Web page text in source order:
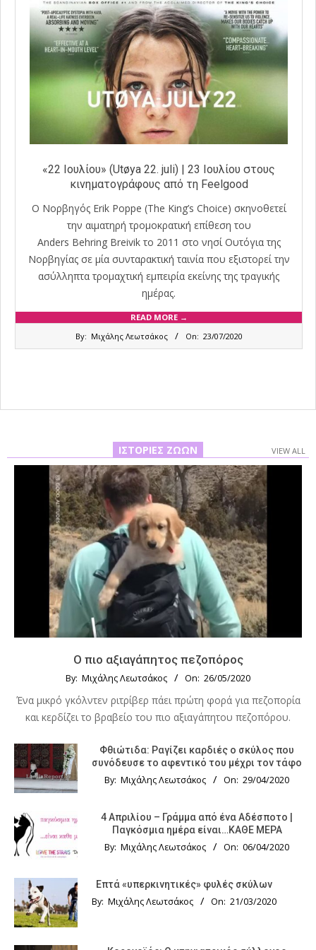
«22 Ιουλίου» (Utøya 22. juli) | 23 Ιουλίου στους
κινηματογράφους από τη Feelgood
Ο Νορβηγός Erik Poppe (The King’s Choice) σκηνοθετεί
την αιματηρή τρομοκρατική επίθεση του
Anders Behring Breivik το 2011 στο νησί Ουτόγια της
Νορβηγίας σε μία συνταρακτική ταινία που εξιστορεί την
ασύλληπτα τρομαχτική εμπειρία εκείνης της τραγικής
ημέρας.
READ MORE →
By: Μιχάλης Λεωτσάκος On: 23/07/2020
ΙΣΤΟΡΊΕΣ ΖΏΩΝ VIEW ALL
Ο πιο αξιαγάπητος πεζοπόρος
By: Μιχάλης Λεωτσάκος On: 26/05/2020
Ένα μικρό γκόλντεν ριτρίβερ πάει πρώτη φορά για πεζοπορία
και κερδίζει το βραβείο του πιο αξιαγάπητου πεζοπόρου.
Φθιώτιδα: Ραγίζει καρδιές ο σκύλος που
συνόδευσε το αφεντικό του μέχρι τον τάφο
By: Μιχάλης Λεωτσάκος On: 29/04/2020
4 Απριλίου – Γράμμα από ένα Αδέσποτο |
Παγκόσμια ημέρα είναι…ΚΑΘΕ ΜΕΡΑ
By: Μιχάλης Λεωτσάκος On: 06/04/2020
Επτά «υπερκινητικές» φυλές σκύλων
By: Μιχάλης Λεωτσάκος On: 21/03/2020